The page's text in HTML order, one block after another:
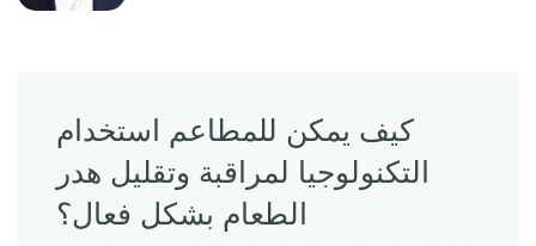
كيف يمكن للمطاعم استخدام
التكنولوجيا لمراقبة وتقليل هدر
الطعام بشكل فعال؟